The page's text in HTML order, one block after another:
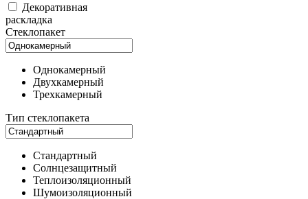
Декоративная
раскладка
Стеклопакет
Однокамерный
Двухкамерный
Трехкамерный
Тип стеклопакета
Стандартный
Солнцезащитный
Теплоизоляционный
Шумоизоляционный